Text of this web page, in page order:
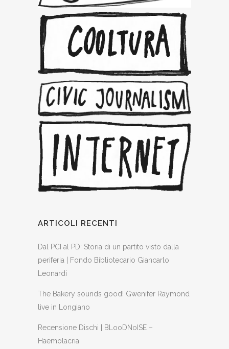
ARTICOLI RECENTI
Dal PCI al PD: Storia di un partito visto dalla
periferia | Fondo Bibliotecario Giancarlo
Leonardi
The Bakery sounds good! Gwenifer Raymond
live in Longiano
Recensione Dischi | BLooDNoISE –
Haemolacria